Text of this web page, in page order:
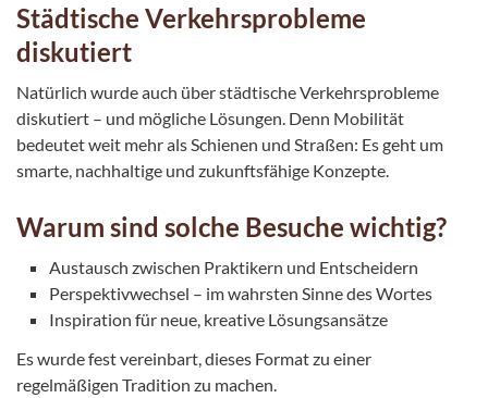
Städtische Verkehrsprobleme
diskutiert
Natürlich wurde auch über städtische Verkehrsprobleme
diskutiert – und mögliche Lösungen. Denn Mobilität
bedeutet weit mehr als Schienen und Straßen: Es geht um
smarte, nachhaltige und zukunftsfähige Konzepte.
Warum sind solche Besuche wichtig?
Austausch zwischen Praktikern und Entscheidern
Perspektivwechsel – im wahrsten Sinne des Wortes
Inspiration für neue, kreative Lösungsansätze
Es wurde fest vereinbart, dieses Format zu einer
regelmäßigen Tradition zu machen.